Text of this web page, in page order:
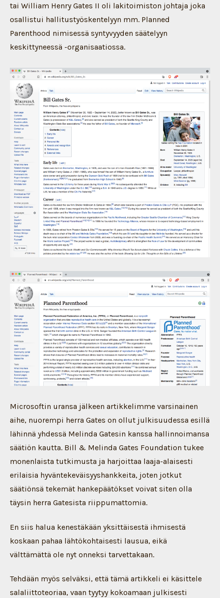
tai William Henry Gates II oli lakitoimiston johtaja joka
osallistui hallitustyöskentelyyn mm. Planned
Parenthood nimisessä syntyvyyden säätelyyn
keskittyneessä -organisaatiossa.
Microsoftin uransa jälkeen artikkelimme varsinainen
aihe, nuorempi herra Gates on ollut julkisuudessa esillä
lähinnä yhdessä Melinda Gatesin kanssa hallinnoimansa
säätiön kautta. Bill & Melinda Gates Foundation tukee
monenlaista tutkimusta ja harjoittaa laaja-alaisesti
erilaisia hyväntekeväisyyshankkeita, joten jotkut
säätiönsä tekemät hankepäätökset voivat siten olla
täysin herra Gatesista riippumattomia.
En siis halua kenestäkään yksittäisestä ihmisestä
koskaan pahaa lähtökohtaisesti lausua, eikä
välttämättä ole nyt onneksi tarvettakaan.
Tehdään myös selväksi, että tämä artikkeli ei käsittele
salaliittoteoriaa, vaan tyytyy kokoamaan julkisesti